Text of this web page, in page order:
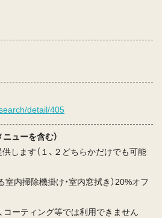
detail/405
ューを含む）
します（１、２どちらかだけでも可能
室内掃除機掛け・室内窓拭き）20%オフ
コーティング等では利用できません